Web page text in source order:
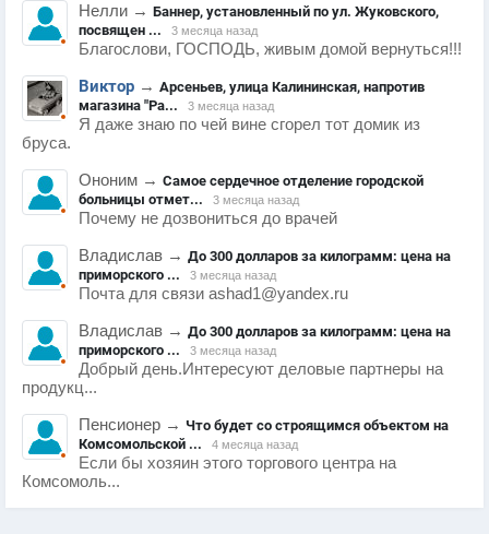
Нелли → Баннер, установленный по ул. Жуковского,
посвящен ...
3 месяца назад
Благослови, ГОСПОДЬ, живым домой вернуться!!!
Виктор → Арсеньев, улица Калининская, напротив
магазина "Ра...
3 месяца назад
Я даже знаю по чей вине сгорел тот домик из
бруса.
Ононим → Самое сердечное отделение городской
больницы отмет...
3 месяца назад
Почему не дозвониться до врачей
Владислав → До 300 долларов за килограмм: цена на
приморского ...
3 месяца назад
Почта для связи ashad1@yandex.ru
Владислав → До 300 долларов за килограмм: цена на
приморского ...
3 месяца назад
Добрый день.Интересуют деловые партнеры на
продукц...
Пенсионер → Что будет со строящимся объектом на
Комсомольской ...
4 месяца назад
Если бы хозяин этого торгового центра на
Комсомоль...